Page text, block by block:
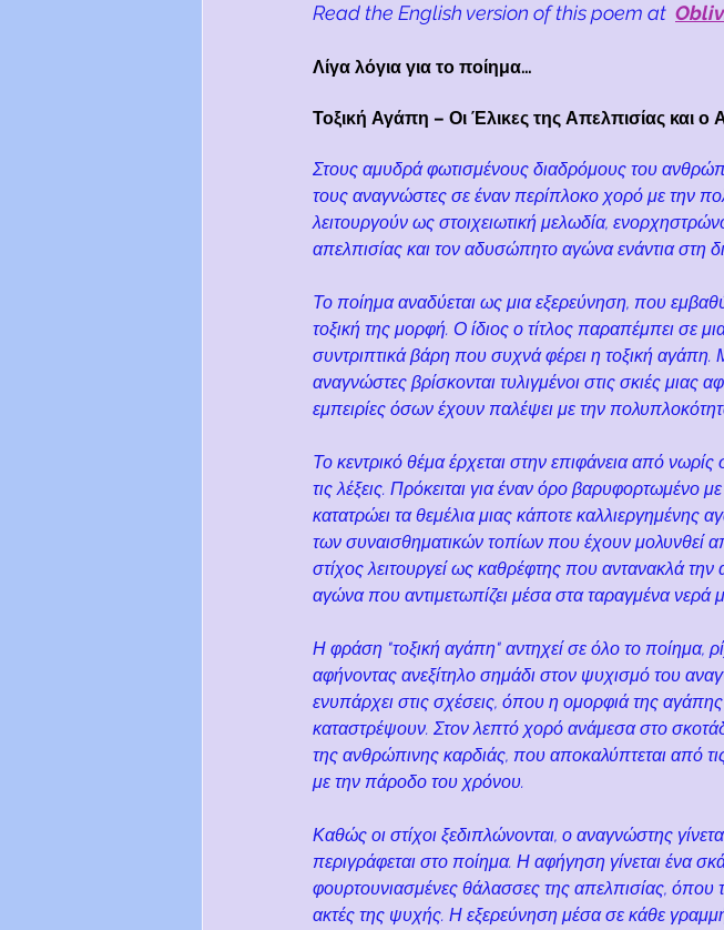
Read the English version of this poem at
Λίγα λόγια για το ποίημα…
Τοξική Αγάπη – Οι Έλικες της Απελπισίας και
Στους αμυδρά φωτισμένους διαδρόμους του
τους αναγνώστες σε έναν περίπλοκο χορό με την
λειτουργούν ως στοιχειωτική μελωδία,
απελπισίας και τον αδυσώπητο αγώνα ενάντια στη
Το ποίημα αναδύεται ως μια εξερεύνηση, που
τοξική της μορφή. Ο ίδιος ο τίτλος παραπέμπει σε
συντριπτικά βάρη που συχνά φέρει η τοξική αγάπη.
αναγνώστες βρίσκονται τυλιγμένοι στις σκιές μιας
εμπειρίες όσων έχουν παλέψει με την
Το κεντρικό θέμα έρχεται στην επιφάνεια από
τις λέξεις. Πρόκειται για έναν όρο
κατατρώει τα θεμέλια μιας κάποτε καλλιεργημένης
των συναισθηματικών τοπίων που έχουν μολυνθεί
στίχος λειτουργεί ως καθρέφτης που αντανακλά
αγώνα που αντιμετωπίζει μέσα στα ταραγμένα νερά
Η φράση "τοξική αγάπη" αντηχεί σε όλο το ποίημα,
αφήνοντας ανεξίτηλο σημάδι στον ψυχισμό του
ενυπάρχει στις σχέσεις, όπου η ομορφιά της
καταστρέψουν. Στον λεπτό χορό ανάμεσα στο
της ανθρώπινης καρδιάς, που αποκαλύπτεται από
με την πάροδο του χρόνου.
Καθώς οι στίχοι ξεδιπλώνονται, ο αναγνώστης
περιγράφεται στο ποίημα. Η αφήγηση γίνεται ένα
φουρτουνιασμένες θάλασσες της απελπισίας, όπου
ακτές της ψυχής. Η εξερεύνηση μέσα σε κάθε